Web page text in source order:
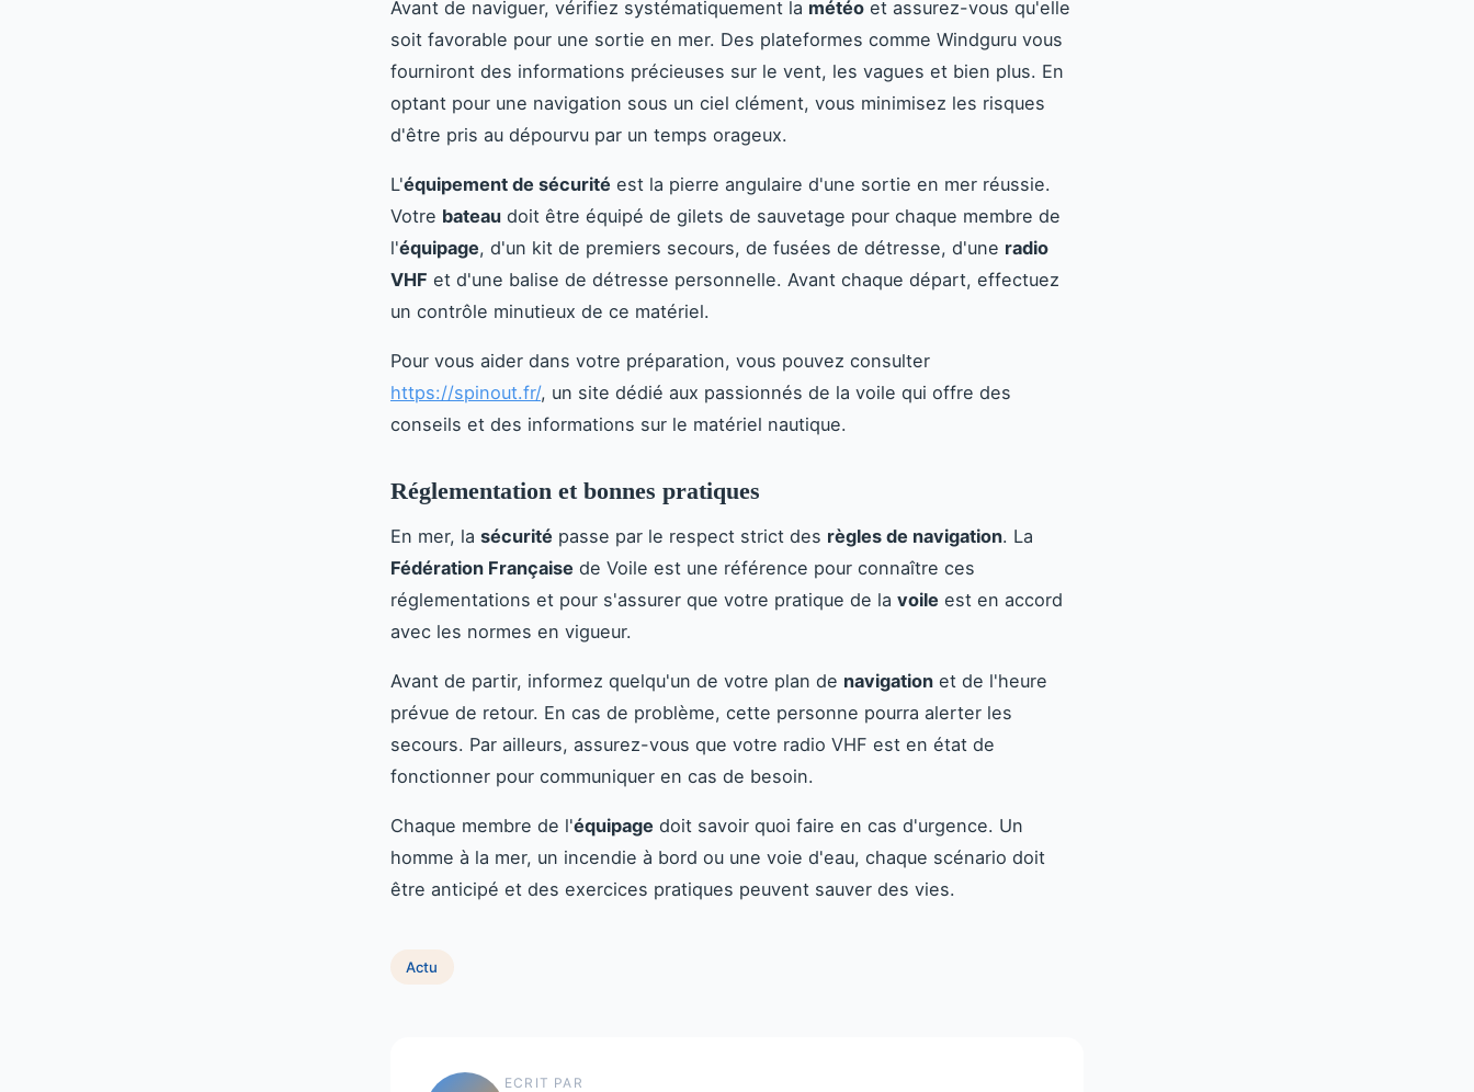
Avant de naviguer, vérifiez systématiquement la météo et assurez-vous qu'elle
soit favorable pour une sortie en mer. Des plateformes comme Windguru vous
fourniront des informations précieuses sur le vent, les vagues et bien plus. En
optant pour une navigation sous un ciel clément, vous minimisez les risques
d'être pris au dépourvu par un temps orageux.
L'équipement de sécurité est la pierre angulaire d'une sortie en mer réussie.
Votre bateau doit être équipé de gilets de sauvetage pour chaque membre de
l'équipage, d'un kit de premiers secours, de fusées de détresse, d'une radio
VHF et d'une balise de détresse personnelle. Avant chaque départ, effectuez
un contrôle minutieux de ce matériel.
Pour vous aider dans votre préparation, vous pouvez consulter
https://spinout.fr/, un site dédié aux passionnés de la voile qui offre des
conseils et des informations sur le matériel nautique.
Réglementation et bonnes pratiques
En mer, la sécurité passe par le respect strict des règles de navigation. La
Fédération Française de Voile est une référence pour connaître ces
réglementations et pour s'assurer que votre pratique de la voile est en accord
avec les normes en vigueur.
Avant de partir, informez quelqu'un de votre plan de navigation et de l'heure
prévue de retour. En cas de problème, cette personne pourra alerter les
secours. Par ailleurs, assurez-vous que votre radio VHF est en état de
fonctionner pour communiquer en cas de besoin.
Chaque membre de l'équipage doit savoir quoi faire en cas d'urgence. Un
homme à la mer, un incendie à bord ou une voie d'eau, chaque scénario doit
être anticipé et des exercices pratiques peuvent sauver des vies.
Actu
ECRIT PAR